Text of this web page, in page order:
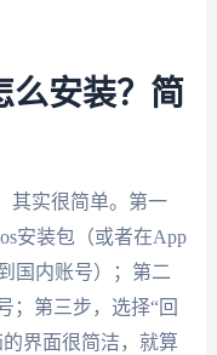
么安装？简
其实很简单。第一
安装包（或者在App
国内账号）；第二
；第三步，选择“回
界面很简洁，就算